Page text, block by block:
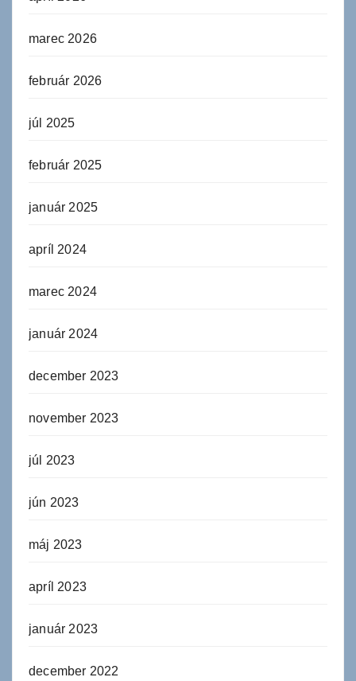
marec 2026
február 2026
júl 2025
február 2025
január 2025
apríl 2024
marec 2024
január 2024
december 2023
november 2023
júl 2023
jún 2023
máj 2023
apríl 2023
január 2023
december 2022